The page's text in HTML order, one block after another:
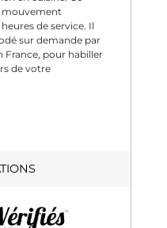
mouvement
de service. Il
sur demande par
France, pour habiller
de votre